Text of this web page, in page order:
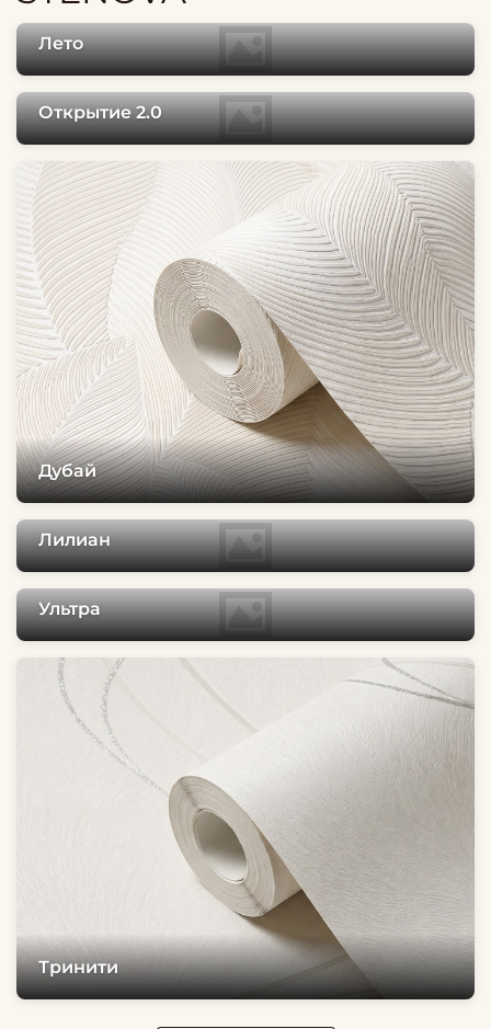
Лето
Открытие 2.0
Дубай
Лилиан
Ультра
Тринити